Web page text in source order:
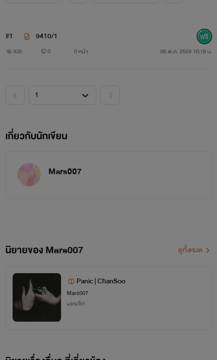
**ฟิคเรื่องนี้เกิดจากจินตนาการของผู้แต่ง**
#1 9410/1
430 0 0 หน้า 06 พ.ค. 2559 10:18 น.
เกี่ยวกับนักเขียน
Mars007
นิยายของ Mars007 ดูทั้งหมด
Panic | ChanSoo
Mars007
แฟนฟิก